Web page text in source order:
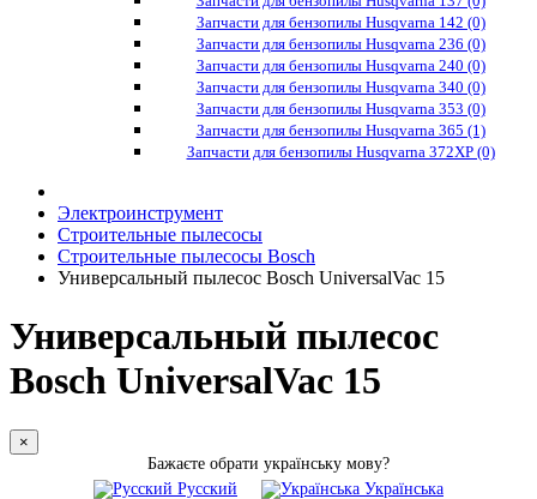
Запчасти для бензопилы Husqvarna 142 (0)
Запчасти для бензопилы Husqvarna 236 (0)
Запчасти для бензопилы Husqvarna 240 (0)
Запчасти для бензопилы Husqvarna 340 (0)
Запчасти для бензопилы Husqvarna 353 (0)
Запчасти для бензопилы Husqvarna 365 (1)
Запчасти для бензопилы Husqvarna 372XP (0)
Электроинструмент
Строительные пылесосы
Строительные пылесосы Bosch
Универсальный пылесос Bosch UniversalVac 15
Универсальный пылесос
Bosch UniversalVac 15
×
Бажаєте обрати українську мову?
Русский
Українська